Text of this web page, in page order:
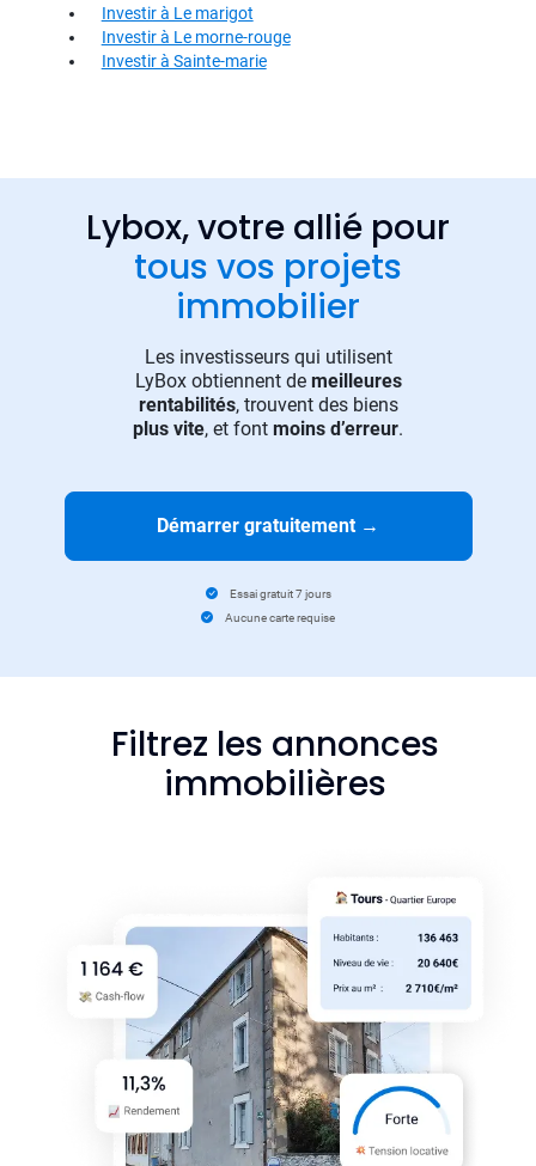
Investir à Le marigot
Investir à Le morne-rouge
Investir à Sainte-marie
Lybox, votre allié pour
tous vos projets
immobilier
Les investisseurs qui utilisent
LyBox obtiennent de meilleures
rentabilités, trouvent des biens
plus vite, et font moins d’erreur.
Démarrer gratuitement →
Essai gratuit 7 jours
Aucune carte requise
Filtrez les annonces
immobilières